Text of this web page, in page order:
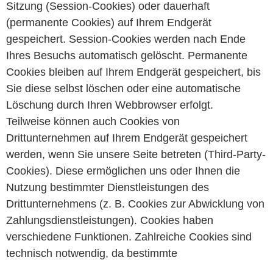
Sitzung (Session-Cookies) oder dauerhaft
(permanente Cookies) auf Ihrem Endgerät
gespeichert. Session-Cookies werden nach Ende
Ihres Besuchs automatisch gelöscht. Permanente
Cookies bleiben auf Ihrem Endgerät gespeichert, bis
Sie diese selbst löschen oder eine automatische
Löschung durch Ihren Webbrowser erfolgt.
Teilweise können auch Cookies von
Drittunternehmen auf Ihrem Endgerät gespeichert
werden, wenn Sie unsere Seite betreten (Third-Party-
Cookies). Diese ermöglichen uns oder Ihnen die
Nutzung bestimmter Dienstleistungen des
Drittunternehmens (z. B. Cookies zur Abwicklung von
Zahlungsdienstleistungen). Cookies haben
verschiedene Funktionen. Zahlreiche Cookies sind
technisch notwendig, da bestimmte